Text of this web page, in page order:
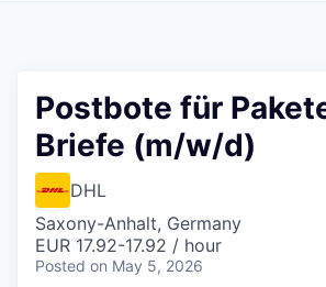
Postbote für
Briefe (m/w/d)
DHL
Saxony-Anhalt, Germany
EUR 17.92-17.92 / hour
Posted on May 5, 2026